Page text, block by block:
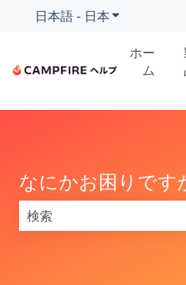
日本語 - 日本翻訳のサブ
ホー
ム
なにかお困りです